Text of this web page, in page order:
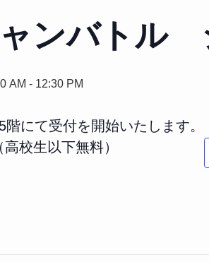
ャンバトル
AM - 12:30 PM
にて受付を開始いたします。
校生以下無料）